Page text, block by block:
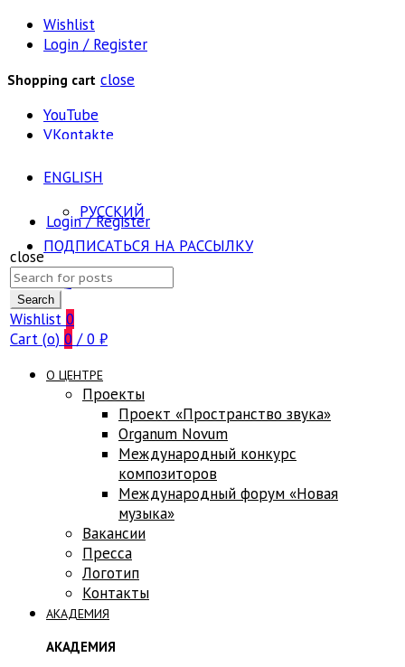
Wishlist
Login / Register
Shopping cart close
YouTube
VKontakte
ENGLISH
РУССКИЙ
ПОДПИСАТЬСЯ НА РАССЫЛКУ
FAQ
Login / Register
close
Search
for:
Search
Wishlist 0
Cart (o) 0 / 0 ₽
О ЦЕНТРЕ
Проекты
Проект «Пространство звука»
Оrganum Novum
Международный конкурс
композиторов
Международный форум «Новая
музыка»
Вакансии
Пресса
Логотип
Контакты
АКАДЕМИЯ
АКАДЕМИЯ